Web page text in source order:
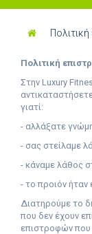
Πολιτική
Στην Luxury
γιατί:
- αλλάξατε
- σας στείλαμε
- κάναμε λάθος
- το προιόν ήταν
Διατηρούμε το
που δεν έχουν
επιστροφών που